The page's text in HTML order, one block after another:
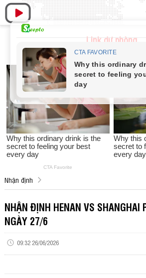
Link dự phòng
Nhận định
NHẬN ĐỊNH HENAN VS SHANGHAI
NGÀY 27/6
09:32 26/06/2026